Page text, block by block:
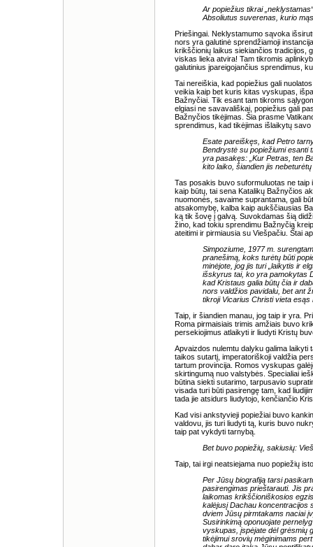
Ar popiežius tikrai
Absoliutus suverenas, kurio
Priešingai. Neklystamumo sąvoka
nors yra galutinė sprendžiamoji
krikščionių laikus siekiančios tradicijos,
viskas lieka atvira! Tam tikromis
galutinius įpareigojančius sprendimus,
Tai nereiškia, kad popiežius gali
veikia kaip bet kuris kitas vyskupas,
Bažnyčiai. Tik esant tam tikroms
elgiasi ne savavališkai, popiežius gali
Bažnyčios tikėjimas. Šia prasme
sprendimus, kad tikėjimas išlaikytų savo
Esate pareiškęs, kad Petro
Bendrystė su popiežiumi esanti
yra pasakęs: „Kur Petras, ten
kito laiko, šiandien jis nebeturėtų
Tas posakis buvo suformuluotas ne taip
kaip būtų, tai sena Katalikų Bažnyčios
nuomonės, savaime suprantama, gali
atsakomybę, kalba kaip aukščiausias
ką tik šovę į galvą. Suvokdamas šią
žino, kad tokiu sprendimu Bažnyčią
ateitimi ir pirmiausia su Viešpačiu. Štai
Simpoziume, 1977 m.
pranešimą, koks turėtų būti
minėjote, jog jis turi „laikytis ir
išskyrus tai, ko yra pamokytas
kad Kristaus galia būtų čia ir
nors valdžios pavidalu, bet ant
tikroji Vicarius Christi vieta esąs
Taip, ir šiandien manau, jog taip ir yra.
Roma pirmaisiais trimis amžiais buvo
persekiojimus atlaikyti ir liudyti Kristų
Apvaizdos nulemtu dalyku galima
taikos sutartį, imperatoriškoji valdžia
tartum provincija. Romos vyskupas
skirtingumą nuo valstybės. Specialiai
būtina siekti sutarimo, tarpusavio
visada turi būti pasirengę tam, kad
tada jie atsidurs liudytojo, kenčiančio
Kad visi ankstyvieji popiežiai buvo
valdovu, jis turi liudyti tą, kuris buvo
taip pat vykdyti tarnybą.
Bet buvo popiežių, sakiusių:
Taip, tai irgi neatsiejama nuo popiežių
Per Jūsų biografiją tarsi
pasirengimas prieštarauti. Jis
laikomas krikščioniškosios
kalėjusį Dachau koncentracijos
dviem Jūsų pirmtakams naciai
Susirinkimą oponuojate
vyskupas, įspėjate dėl grėsmių
tikėjimui srovių mėginimams